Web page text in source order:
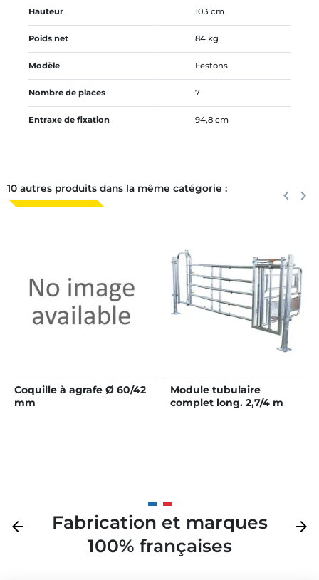
Hauteur 103 cm
Poids net 84 kg
Modèle Festons
Nombre de places 7
Entraxe de fixation 94,8 cm
10 autres produits dans la même catégorie : keyboard_arrow_left keyboard_arrow_right
Coquille à agrafe Ø 60/42
mm
Module tubulaire
complet long. 2,7/4 m
Précédent
arrow_back
Fabrication et marques
100% françaises
arrow_forward